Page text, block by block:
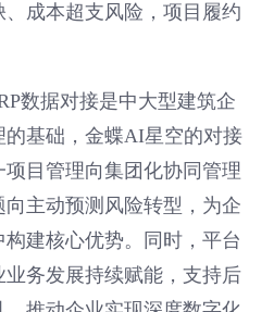
成本超支风险，项目履约
数据对接是中大型建筑企
基础，金蝶AI星空的对接
目管理向集团化协同管理
主动预测风险转型，为企
建核心优势。同时，平台
务发展持续赋能，支持后